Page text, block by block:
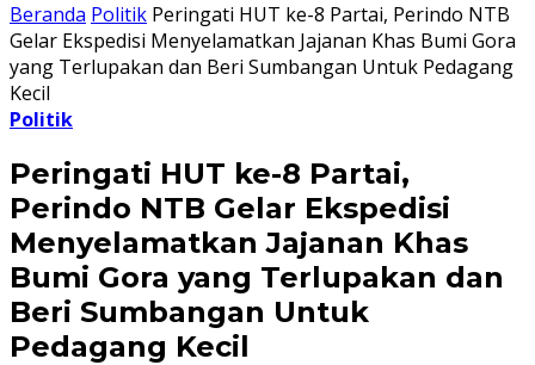
Beranda Politik Peringati HUT ke-8 Partai, Perindo NTB
Gelar Ekspedisi Menyelamatkan Jajanan Khas Bumi Gora
yang Terlupakan dan Beri Sumbangan Untuk Pedagang
Kecil
Politik
Peringati HUT ke-8 Partai,
Perindo NTB Gelar Ekspedisi
Menyelamatkan Jajanan Khas
Bumi Gora yang Terlupakan dan
Beri Sumbangan Untuk
Pedagang Kecil